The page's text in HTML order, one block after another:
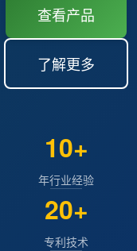
查看产品
了解更多
10+
年行业经验
20+
专利技术